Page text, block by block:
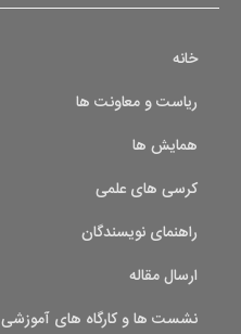
خانه
ریاست و معاونت ها
همایش ها
کرسی های علمی
راهنمای نویسندگان
ارسال مقاله
نشست ها و کارگاه های آموزشی